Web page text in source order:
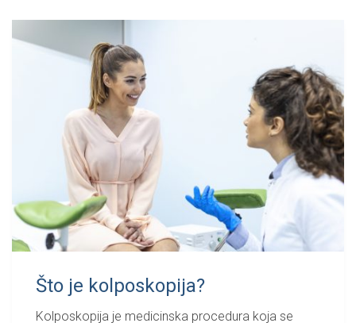
Što je kolposkopija?
Kolposkopija je medicinska procedura koja se